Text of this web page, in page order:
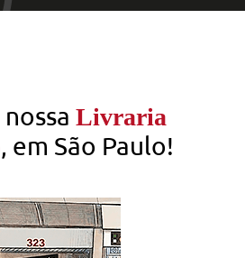
Livraria
, em São Paulo!